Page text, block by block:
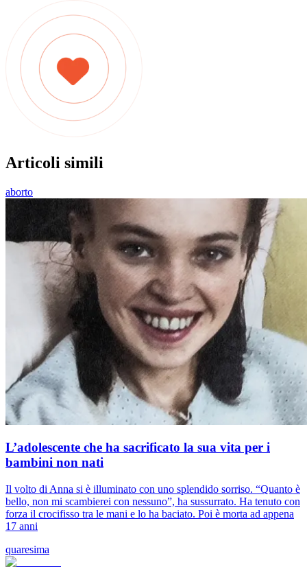
Articoli simili
aborto
L’adolescente che ha sacrificato la sua vita per i
bambini non nati
Il volto di Anna si è illuminato con uno splendido sorriso. “Quanto è
bello, non mi scambierei con nessuno”, ha sussurrato. Ha tenuto con
forza il crocifisso tra le mani e lo ha baciato. Poi è morta ad appena
17 anni
quaresima